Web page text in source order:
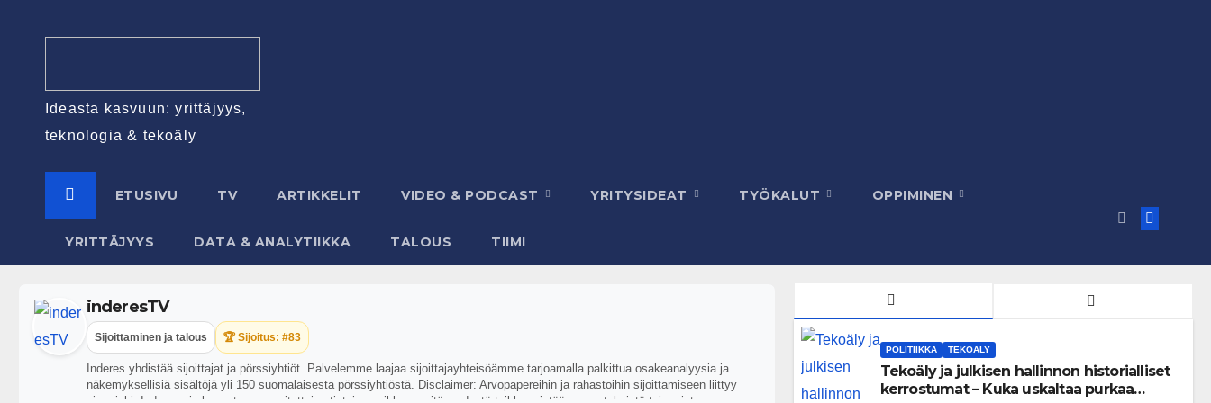
Ideasta kasvuun: yrittäjyys,
teknologia & tekoäly
ETUSIVU TV ARTIKKELIT VIDEO & PODCAST YRITYSIDEAT TYÖKALUT OPPIMINEN
YRITTÄJYYS DATA & ANALYTIIKKA TALOUS TIIMI
inderesTV
Sijoittaminen ja talous 🏆 Sijoitus: #83
Inderes yhdistää sijoittajat ja pörssiyhtiöt. Palvelemme laajaa sijoittajayhteisöämme tarjoamalla palkittua osakeanalyysia ja
näkemyksellisiä sisältöjä yli 150 suomalaisesta pörssiyhtiöstä. Disclaimer: Arvopapereihin ja rahastoihin sijoittamiseen liittyy
POLITIIKKA TEKOÄLY
Tekoäly ja julkisen hallinnon historialliset
kerrostumat – Kuka uskaltaa purkaa